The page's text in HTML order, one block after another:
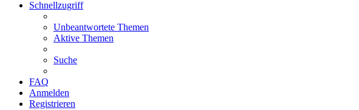
Schnellzugriff
Unbeantwortete Themen
Aktive Themen
Suche
FAQ
Anmelden
Registrieren